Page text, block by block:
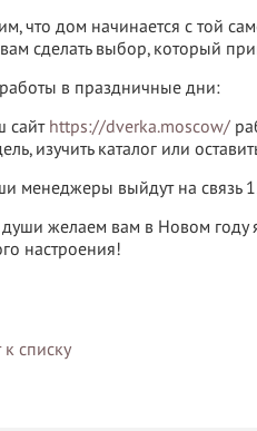
что дом начинается с той
сделать выбор, который
в праздничные дни:
сайт https://dverka.moscow/
изучить каталог или
менеджеры выйдут на связь
души желаем вам в Новом году
настроения!
к списку